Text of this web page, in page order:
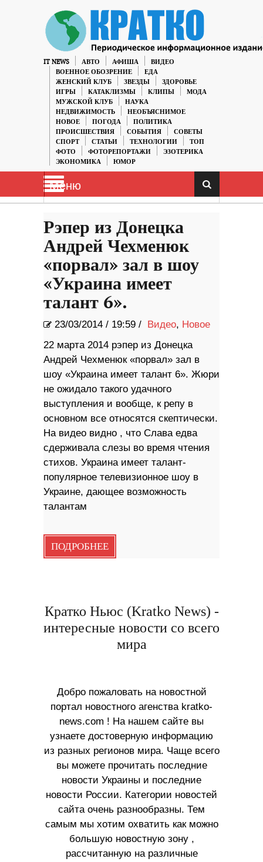
IT NEWS АВТО АФИША
ВИДЕО
ВОЕННОЕ ОБОЗРЕНИЕ
ЕДА
ЖЕНСКИЙ КЛУБ
ЗВЕЗДЫ
ЗДОРОВЬЕ
ИГРЫ
КАТАКЛИЗМЫ КЛИПЫ
МОДА
МУЖСКОЙ КЛУБ
НАУКА
НЕДВИЖИМОСТЬ
НЕОБЪЯСНИМОЕ
НОВОЕ
ПОГОДА
ПОЛИТИКА
ПРОИСШЕСТВИЯ
СОБЫТИЯ
СОВЕТЫ
СПОРТ
СТАТЬИ ТЕХНОЛОГИИ
ТОП
ФОТО
ФОТОРЕПОРТАЖИ
ЭЗОТЕРИКА
ЭКОНОМИКА
ЮМОР
Меню
Рэпер из Донецка
Андрей Чехменюк
«порвал» зал в шоу
«Украина имеет
талант 6».
23/03/2014 / 19:59 / Видео, Новое
22 марта 2014 рэпер из Донецка
Андрей Чехменюк «порвал» зал в
шоу «Украина имеет талант 6». Жюри
не ожидало такого удачного
выступления и вообще, к репу в
основном все относятся скептически.
На видео видно , что Слава едва
сдерживала слезы во время чтения
стихов. Украина имеет талант-
популярное телевизионное шоу в
Украине, дающее возможность
талантам
ПОДРОБНЕЕ
Кратко Ньюс (Kratko News) -
интересные новости со всего
мира
Добро пожаловать на новостной
портал новостного агенства kratko-
news.com ! На нашем сайте вы
узнаете достоверную информацию
из разных регионов мира. Чаще всего
вы можете прочитать последние
новости Украины и последние
новости России. Категории новостей
сайта очень разнообразны. Тем
самым мы хотим охватить как можно
большую новостную зону ,
рассчитанную на различные